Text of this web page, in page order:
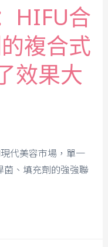
HIFU合
複合式
效果大
代美容市場，單一
、填充劑的強強聯